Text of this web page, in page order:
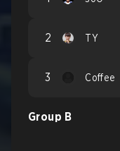
2 TY
3 Coffee
Group B